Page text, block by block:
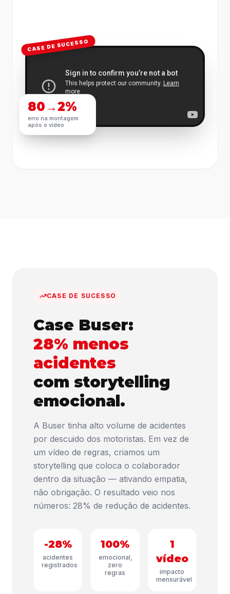
CASE DE SUCESSO
80→2%
erro na montagem
após o vídeo
CASE DE SUCESSO
Case Buser:
28% menos
acidentes
com storytelling
emocional.
A Buser tinha alto volume de acidentes
por descuido dos motoristas. Em vez de
um vídeo de regras, criamos um
storytelling que coloca o colaborador
dentro da situação — ativando empatia,
não obrigação. O resultado veio nos
números: 28% de redução de acidentes.
-28%
acidentes
registrados
100%
emocional,
zero
regras
1
vídeo
impacto
mensurável